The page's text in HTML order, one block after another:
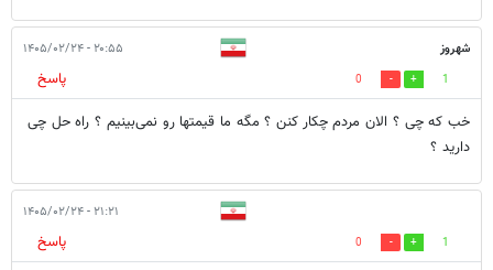
شهروز ۲۰:۵۵ - ۱۴۰۵/۰۲/۲۴
1
0
پاسخ
خب که چی ؟ الان مردم چکار کنن ؟ مگه ما قیمتها رو نمی‌بینیم ؟ راه حل چی
دارید ؟
۲۱:۲۱ - ۱۴۰۵/۰۲/۲۴
1
0
پاسخ